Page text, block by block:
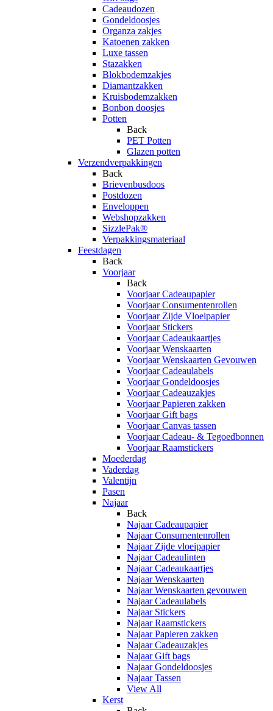
Cadeaudozen
Gondeldoosjes
Organza zakjes
Katoenen zakken
Luxe tassen
Stazakken
Blokbodemzakjes
Diamantzakken
Kruisbodemzakken
Bonbon doosjes
Potten
Back
PET Potten
Glazen potten
Verzendverpakkingen
Back
Brievenbusdoos
Postdozen
Enveloppen
Webshopzakken
SizzlePak®
Verpakkingsmateriaal
Feestdagen
Back
Voorjaar
Back
Voorjaar Cadeaupapier
Voorjaar Consumentenrollen
Voorjaar Zijde Vloeipapier
Voorjaar Stickers
Voorjaar Cadeaukaartjes
Voorjaar Wenskaarten
Voorjaar Wenskaarten Gevouwen
Voorjaar Cadeaulabels
Voorjaar Gondeldoosjes
Voorjaar Cadeauzakjes
Voorjaar Papieren zakken
Voorjaar Gift bags
Voorjaar Canvas tassen
Voorjaar Cadeau- & Tegoedbonnen
Voorjaar Raamstickers
Moederdag
Vaderdag
Valentijn
Pasen
Najaar
Back
Najaar Cadeaupapier
Najaar Consumentenrollen
Najaar Zijde vloeipapier
Najaar Cadeaulinten
Najaar Cadeaukaartjes
Najaar Wenskaarten
Najaar Wenskaarten gevouwen
Najaar Cadeaulabels
Najaar Stickers
Najaar Raamstickers
Najaar Papieren zakken
Najaar Cadeauzakjes
Najaar Gift bags
Najaar Gondeldoosjes
Najaar Tassen
View All
Kerst